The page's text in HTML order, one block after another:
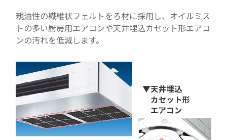
親油性の繊維状フェルトをろ材に採用し、オイルミス
トの多い厨房用エアコンや天井埋込カセット形エアコ
ンの汚れを低減します。